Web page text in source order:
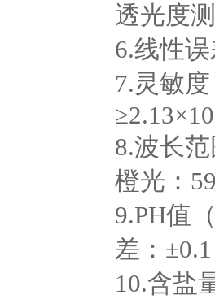
透光度
6.线性
7.灵敏
8.波长
橙光：
9.PH值
差：±0.1
10.含盐